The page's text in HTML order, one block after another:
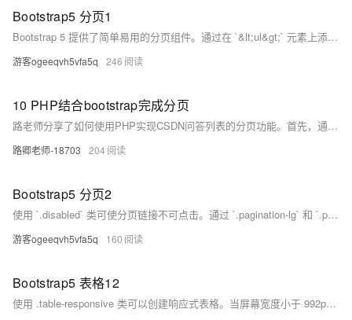
Bootstrap5 分页1
Bootstrap 5 提供了简单易用的分页组件。通过在 `&lt;ul&gt;` 元素上添加 `.pagination` 类，并在 `&lt;li&gt;` 元素上添加 `.page-item` 类，以及在 `&lt;a&gt;` 标签上添加 `.page-link` 类，即可实现基本的分页效果。使用 `.active` 类可以高亮显示当前页。
游客ogeeqvh5vfa5q 246
10 PHP结合bootstrap完成分页
路老师分享了如何使用PHP实现CSDN问答列表的分页功能。首先，通过编写 `index.php` 文件，定义数据和分页逻辑。接着，安装 Composer 并配置 PHP 包管理工具，以引入 `jasongrimes/paginator` 分页插件。最后，展示分页效果并确保代码路径正确。下篇将介绍 PHP 和 Web 页面的交互。
路卿老师-18703 204
Bootstrap5 分页2
使用 `.disabled` 类可使分页链接不可点击。通过 `.pagination-lg` 和 `.pagination-sm` 类可调整分页条目的大小，分别设置为大字体和小字体。示例代码展示了如何实现这些效果。
游客ogeeqvh5vfa5q 160
Bootstrap5 表格12
使用 .table-responsive 类可以创建响应式表格。当屏幕宽度小于 992px 时，表格会出现水平滚动条；当屏幕宽度大于 992px 时，表格正常显示，没有滚动条。示例代码展示了如何实现这一效果。